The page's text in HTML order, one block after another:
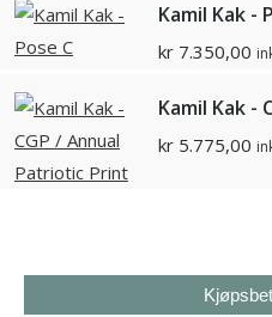
Kamil Kak -
kr 7.350,00
Kamil Kak -
kr 5.775,00